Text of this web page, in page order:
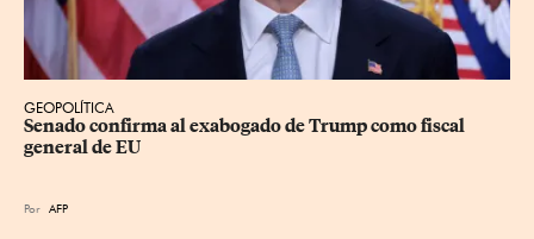
GEOPOLÍTICA
Senado confirma al exabogado de Trump como fiscal
general de EU
Por AFP